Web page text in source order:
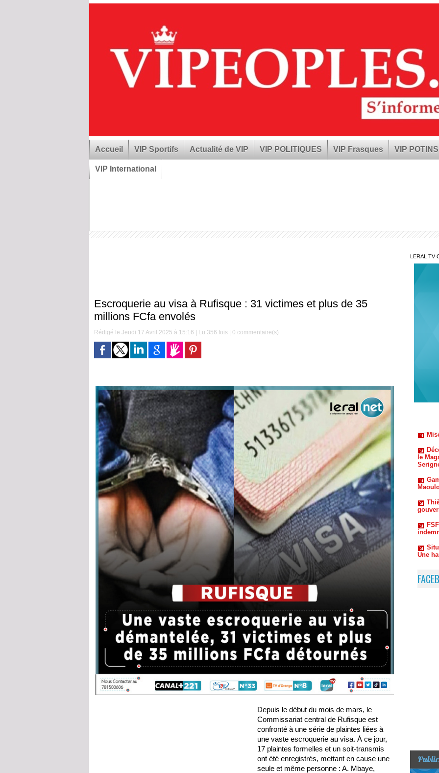
Accueil VIP Sportifs Actualité de VIP VIP POLITIQUES VIP Frasques VIP POTINS
VIP International
Escroquerie au visa à Rufisque : 31 victimes et plus de 35
millions FCfa envolés
Rédigé le Jeudi 17 Avril 2025 à 15:16 | Lu 356 fois | 0 commentaire(s)
Depuis le début du mois de mars, le
Commissariat central de Rufisque est
confronté à une série de plaintes liées à
une vaste escroquerie au visa. À ce jour,
17 plaintes formelles et un soit-transmis
ont été enregistrés, mettant en cause une
seule et même personne : A. Mbaye,
LERAL TV
Une